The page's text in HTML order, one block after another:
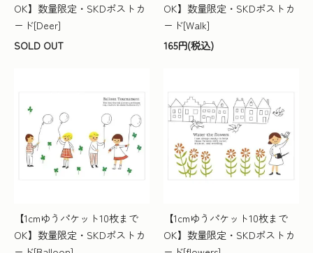
OK】数量限定・SKDポストカ
ード[Deer]
SOLD OUT
OK】数量限定・SKDポストカ
ード[Walk]
165円(税込)
【1cmゆうパケット10枚まで
OK】数量限定・SKDポストカ
【1cmゆうパケット10枚まで
OK】数量限定・SKDポストカ